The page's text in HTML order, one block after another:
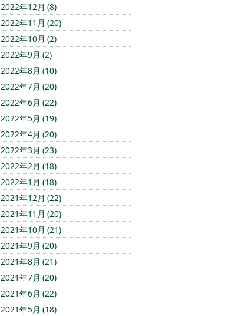
2022年12月 (8)
2022年11月 (20)
2022年10月 (2)
2022年9月 (2)
2022年8月 (10)
2022年7月 (20)
2022年6月 (22)
2022年5月 (19)
2022年4月 (20)
2022年3月 (23)
2022年2月 (18)
2022年1月 (18)
2021年12月 (22)
2021年11月 (20)
2021年10月 (21)
2021年9月 (20)
2021年8月 (21)
2021年7月 (20)
2021年6月 (22)
2021年5月 (18)